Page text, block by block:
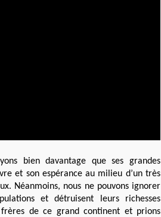
bien davantage que ses grandes
et son espérance au milieu d’un très
Néanmoins, nous ne pouvons ignorer
et détruisent leurs richesses
de ce grand continent et prions